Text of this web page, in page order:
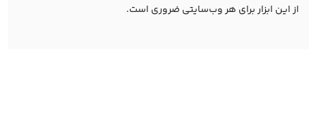
از این ابزار برای هر وب‌سایتی ضروری است.